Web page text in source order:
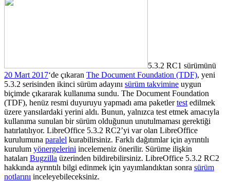
5.3.2 RC1 sürümünü
20 Mart 2017‘de çıkaran The Document Foundation (TDF), yeni
5.3.2 serisinden ikinci sürüm adayını sürüm takvimine uygun
biçimde çıkararak kullanıma sundu. The Document Foundation
(TDF), henüz resmi duyuruyu yapmadı ama paketlertest edilmek
üzere yansılardaki yerini aldı. Bunun, yalnızca test etmek amacıyla
kullanıma sunulan bir sürüm olduğunun unutulmaması gerektiği
hatırlatılıyor. LibreOffice 5.3.2 RC2’yi var olan LibreOffice
kurulumuna paralel kurabilirsiniz. Farklı dağıtımlar için ayrıntılı
kurulum yönergelerini incelemeniz önerilir. Sürüme ilişkin
hataları Bugzilla üzerinden bildirebilirsiniz. LibreOffice 5.3.2 RC2
hakkında ayrıntılı bilgi edinmek için yayımlandıktan sonra sürüm
notlarını inceleyebileceksiniz.